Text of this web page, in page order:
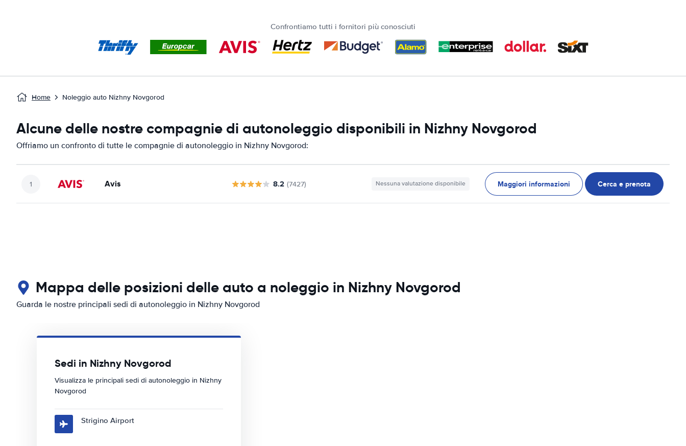
Confrontiamo tutti i fornitori più conosciuti
Home Noleggio auto Nizhny Novgorod
Alcune delle nostre compagnie di autonoleggio disponibili in Nizhny Novgorod
Offriamo un confronto di tutte le compagnie di autonoleggio in Nizhny Novgorod:
Avis 8.2 (7427) Nessuna valutazione disponibile Maggiori informazioni Cerca e prenota
Mappa delle posizioni delle auto a noleggio in Nizhny Novgorod
Guarda le nostre principali sedi di autonoleggio in Nizhny Novgorod
Sedi in Nizhny Novgorod
Visualizza le principali sedi di autonoleggio in Nizhny
Novgorod
Strigino Airport